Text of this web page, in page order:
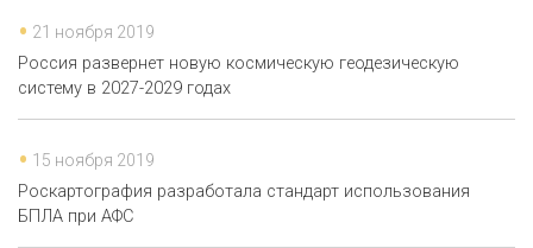
21 ноября 2019
Россия развернет новую космическую геодезическую
систему в 2027-2029 годах
15 ноября 2019
Роскартография разработала стандарт использования
БПЛА при АФС